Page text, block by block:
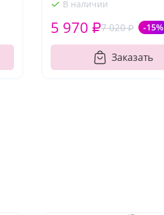
В наличии
7 020 ₽ -15%
5 970 ₽
Заказать